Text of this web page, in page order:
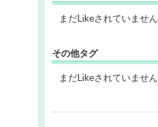
まだLikeされていません
その他タグ
まだLikeされていません